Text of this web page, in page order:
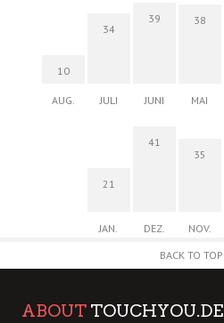
10
AUG.
34
JULI
39
JUNI
38
MAI
21
JAN.
41
DEZ.
35
NOV.
BACK TO TOP
ABOUT TOUCHYOU.DE